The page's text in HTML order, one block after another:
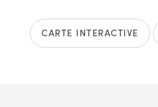
CARTE INTERACTIVE